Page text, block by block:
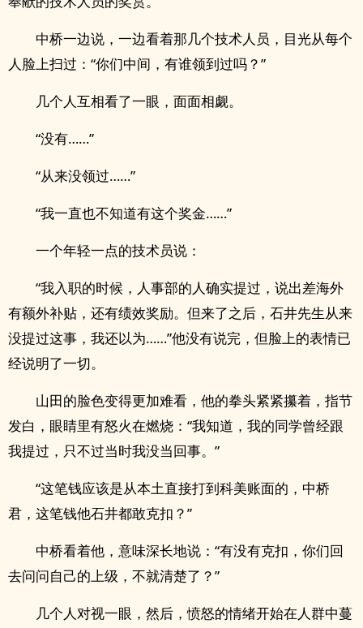
中桥一边说，一边看着那几个技术人员，目光从每个
人脸上扫过：“你们中间，有谁领到过吗？”
几个人互相看了一眼，面面相觑。
“没有……”
“从来没领过……”
“我一直也不知道有这个奖金……”
一个年轻一点的技术员说：
“我入职的时候，人事部的人确实提过，说出差海外
有额外补贴，还有绩效奖励。但来了之后，石井先生从来
没提过这事，我还以为……”他没有说完，但脸上的表情已
经说明了一切。
山田的脸色变得更加难看，他的拳头紧紧攥着，指节
发白，眼睛里有怒火在燃烧：“我知道，我的同学曾经跟
我提过，只不过当时我没当回事。”
“这笔钱应该是从本土直接打到科美账面的，中桥
君，这笔钱他石井都敢克扣？”
中桥看着他，意味深长地说：“有没有克扣，你们回
去问问自己的上级，不就清楚了？”
几个人对视一眼，然后，愤怒的情绪开始在人群中蔓